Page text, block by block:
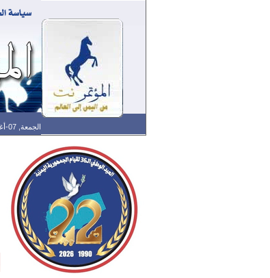
الجمعة, 07-أغسطس-2026 الساعة: 10:36 م - آخر تحديث: 10:29 م (29: 07) بتوقيت غرينتش